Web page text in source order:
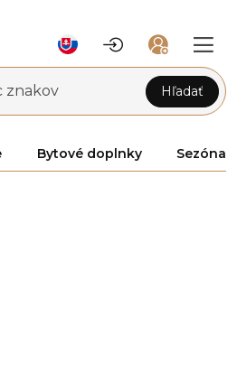
znakov Hľadať
Bytové doplnky Sezóna